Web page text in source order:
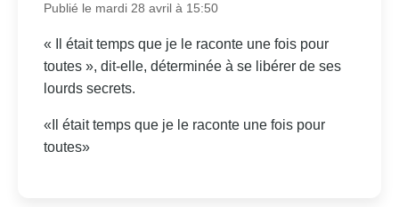
Publié le mardi 28 avril à 15:50
« Il était temps que je le raconte une fois pour
toutes », dit-elle, déterminée à se libérer de ses
lourds secrets.
«Il était temps que je le raconte une fois pour
toutes»